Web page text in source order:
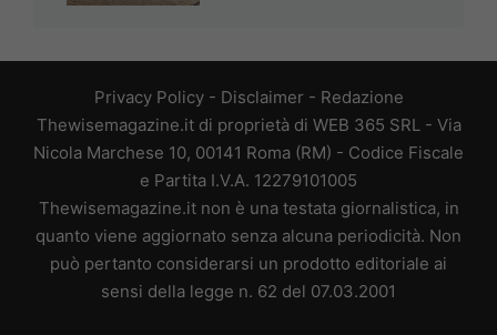
Privacy Policy- Disclaimer - Redazione
Thewisemagazine.it di proprietà di WEB 365 SRL - Via
Nicola Marchese 10, 00141 Roma (RM) - Codice Fiscale
e Partita I.V.A. 12279101005
Thewisemagazine.it non è una testata giornalistica, in
quanto viene aggiornato senza alcuna periodicità. Non
può pertanto considerarsi un prodotto editoriale ai
sensi della legge n. 62 del 07.03.2001